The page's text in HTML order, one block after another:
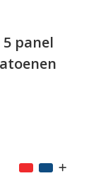
5 panel